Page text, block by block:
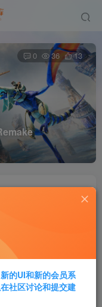
0 36 13
超级会员免费
登录购买
的UI和新的会员系
社区讨论和提交建